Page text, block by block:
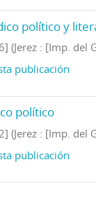
político y
(Jerez : [Imp. del
publicación
político
(Jerez : [Imp. del
publicación